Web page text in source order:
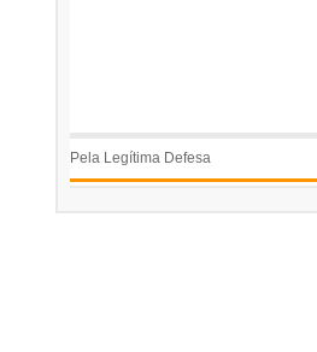
Pela Legítima Defesa